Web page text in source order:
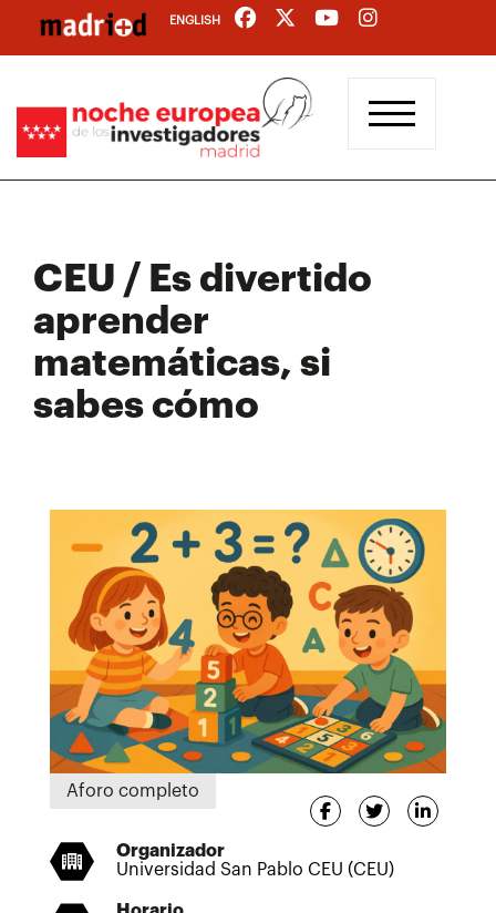
contenido
ENGLISH
CEU / Es divertido
aprender
matemáticas, si
sabes cómo
Aforo completo
Organizador
Universidad San Pablo CEU (CEU)